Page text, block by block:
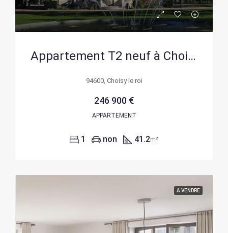
Appartement T2 neuf à Choisy-le-Roi – Livraison 2028, parking inclus, prix réduit
94600, Choisy le roi
246 900 €
APPARTEMENT
1 non 41.2m²
A VENDRE